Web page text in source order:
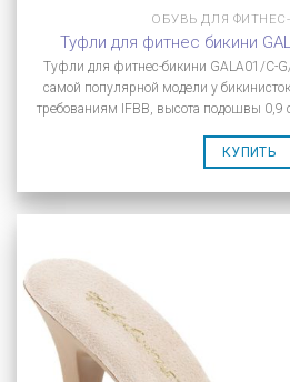
ОБУВЬ ДЛЯ
Туфли для фитнес бикини
Туфли для фитнес-бикини GALA01/C-
самой популярной модели у
требованиям IFBB, высота подошвы 0,9
КУПИТЬ